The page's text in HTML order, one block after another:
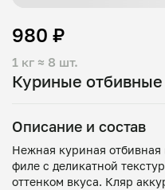
Куриные отбивные
1 кг ≈ 8 шт.
980 ₽
Описание и состав
Нежная куриная отбивная
филе с деликатной
оттенком вкуса. Кляр